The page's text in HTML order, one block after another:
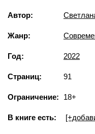
Автор:
Жанр:
Год: 2022
Страниц: 91
Ограничение: 18+
В книге есть: